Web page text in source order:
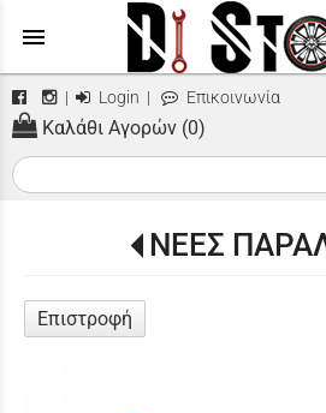
menu
| Login | Επικοινωνία
Καλάθι Αγορών (0)
ΝΕΕΣ
Επιστροφή